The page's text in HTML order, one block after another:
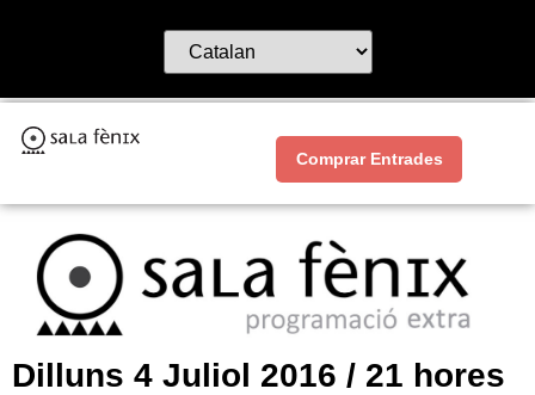
Comprar Entrades
Dilluns 4 Juliol 2016 / 21 hores